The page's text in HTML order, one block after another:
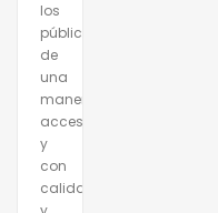
los
públicos,
de
una
manera
accesible
y
con
calidad